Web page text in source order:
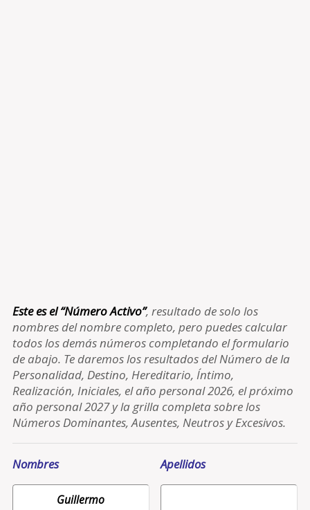
Este es el “Número Activo”, resultado de solo los
nombres del nombre completo, pero puedes calcular
todos los demás números completando el formulario
de abajo. Te daremos los resultados del Número de la
Personalidad, Destino, Hereditario, Íntimo,
Realización, Iniciales, el año personal 2026, el próximo
año personal 2027 y la grilla completa sobre los
Números Dominantes, Ausentes, Neutros y Excesivos.
Nombres Apellidos